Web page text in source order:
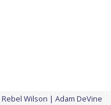
Rebel Wilson Adam DeVine